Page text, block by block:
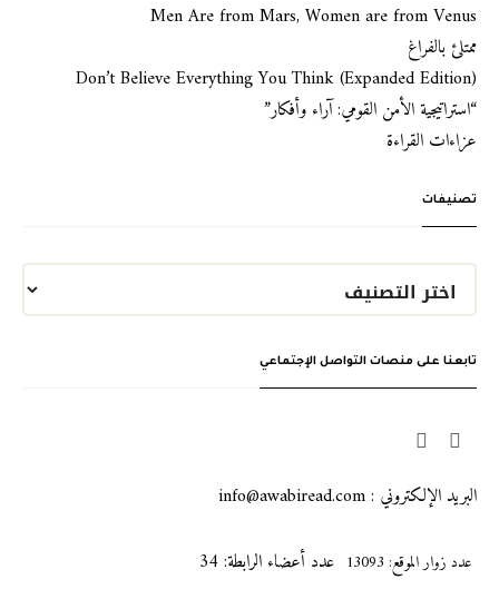
Men Are from Mars, Women are from Venus
ممتلئ بالفراغ
Don’t Believe Everything You Think (Expanded Edition)
“استراتيجية الأمن القومي: آراء وأفكار”
عزاءات القراءة
تصنيفات
تابعنا على منصات التواصل الإجتماعي
البريد الإلكتروني : info@awabiread.com
عدد زوار الموقع: 13093 عدد أعضاء الرابطة: 34